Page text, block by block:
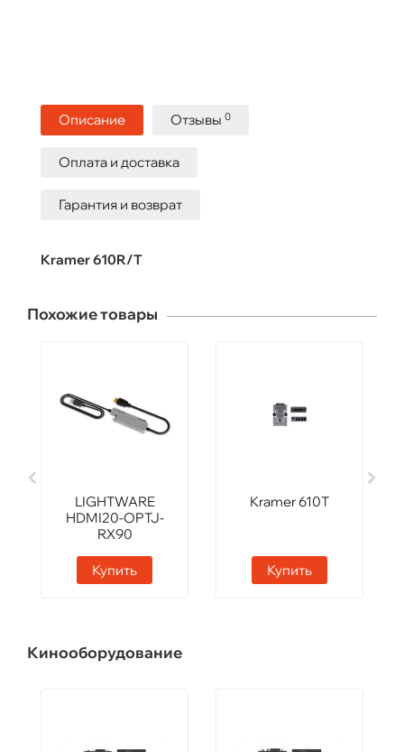
Описание Отзывы 0
Оплата и доставка
Гарантия и возврат
Kramer 610R/T
Похожие товары
LIGHTWARE
HDMI20-OPTJ-
RX90
Купить
Kramer 610T
Купить
Кинооборудование